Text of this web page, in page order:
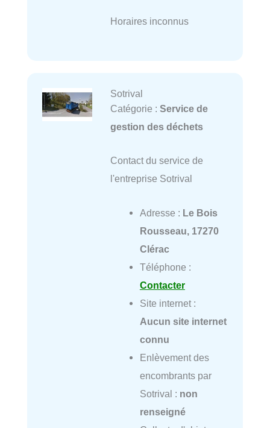
Horaires inconnus
Sotrival
Catégorie : Service de
gestion des déchets
Contact du service de
l'entreprise Sotrival
Adresse : Le Bois
Rousseau, 17270
Clérac
Téléphone :
Contacter
Site internet :
Aucun site internet
connu
Enlèvement des
encombrants par
Sotrival : non
renseigné